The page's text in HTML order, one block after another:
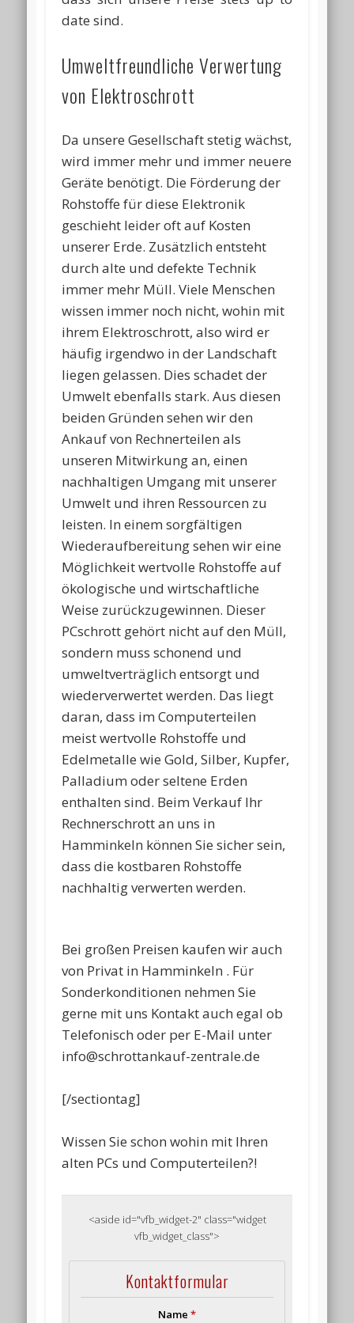
date sind.
Umweltfreundliche Verwertung
von Elektroschrott
Da unsere Gesellschaft stetig wächst,
wird immer mehr und immer neuere
Geräte benötigt. Die Förderung der
Rohstoffe für diese Elektronik
geschieht leider oft auf Kosten
unserer Erde. Zusätzlich entsteht
durch alte und defekte Technik
immer mehr Müll. Viele Menschen
wissen immer noch nicht, wohin mit
ihrem Elektroschrott, also wird er
häufig irgendwo in der Landschaft
liegen gelassen. Dies schadet der
Umwelt ebenfalls stark. Aus diesen
beiden Gründen sehen wir den
Ankauf von Rechnerteilen als
unseren Mitwirkung an, einen
nachhaltigen Umgang mit unserer
Umwelt und ihren Ressourcen zu
leisten. In einem sorgfältigen
Wiederaufbereitung sehen wir eine
Möglichkeit wertvolle Rohstoffe auf
ökologische und wirtschaftliche
Weise zurückzugewinnen. Dieser
PCschrott gehört nicht auf den Müll,
sondern muss schonend und
umweltverträglich entsorgt und
wiederverwertet werden. Das liegt
daran, dass im Computerteilen
meist wertvolle Rohstoffe und
Edelmetalle wie Gold, Silber, Kupfer,
Palladium oder seltene Erden
enthalten sind. Beim Verkauf Ihr
Rechnerschrott an uns in
Hamminkeln können Sie sicher sein,
dass die kostbaren Rohstoffe
nachhaltig verwerten werden.
Bei großen Preisen kaufen wir auch
von Privat in Hamminkeln . Für
Sonderkonditionen nehmen Sie
gerne mit uns Kontakt auch egal ob
Telefonisch oder per E-Mail unter
info@schrottankauf-zentrale.de
[/sectiontag]
Wissen Sie schon wohin mit Ihren
alten PCs und Computerteilen?!
<aside id="vfb_widget-2" class="widget
vfb_widget_class">
Kontaktformular
Name *